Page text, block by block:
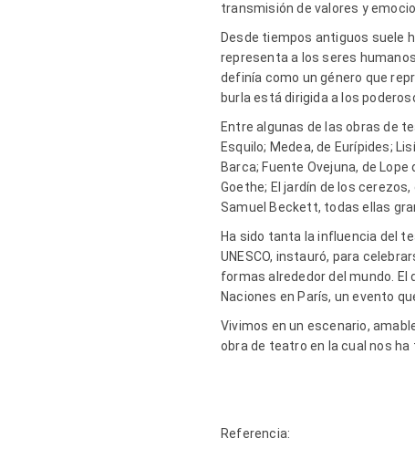
transmisión de valores y
Desde tiempos antiguos suele
representa a los seres
definía como un género que
burla está dirigida a los
Entre algunas de las obras de
Esquilo; Medea, de Eurípides;
Barca; Fuente Ovejuna, de
Goethe; El jardín de los
Samuel Beckett, todas ellas
Ha sido tanta la influencia del
UNESCO, instauró, para
formas alrededor del mundo. El
Naciones en París, un evento
Vivimos en un escenario,
obra de teatro en la cual nos ha
Referencia: